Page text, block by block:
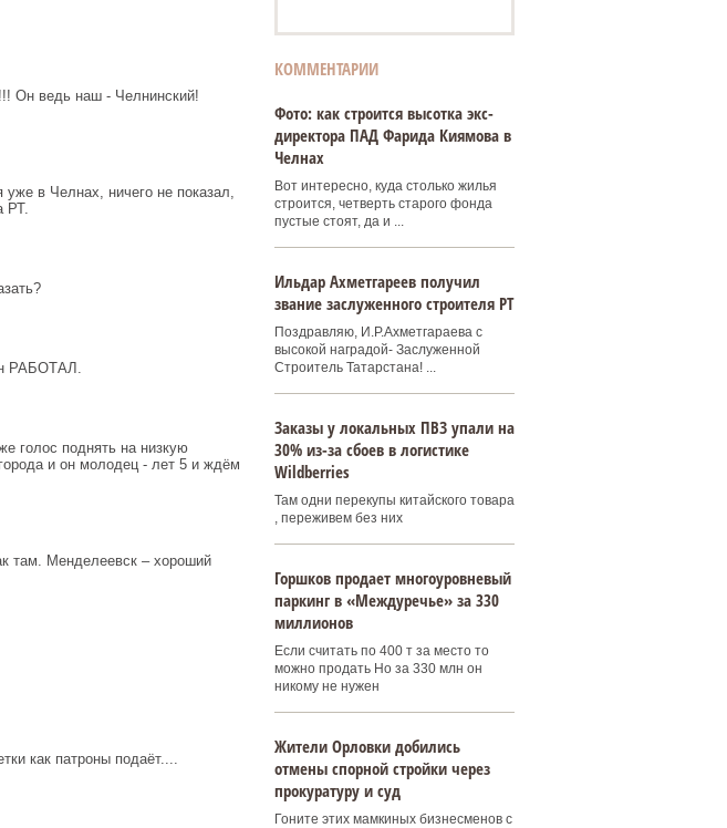
Он ведь наш - Челнинский!
в Челнах, ничего не показал,
РТ.
РАБОТАЛ.
голос поднять на низкую
и он молодец - лет 5 и ждём
там. Менделеевск – хороший
как патроны подаёт....
КОММЕНТАРИИ
Фото: как строится высотка экс-
директора ПАД Фарида Киямова в
Челнах
Вот интересно, куда столько жилья
строится, четверть старого фонда
пустые стоят, да и ...
Ильдар Ахметгареев получил
звание заслуженного строителя РТ
Поздравляю, И.Р.Ахметгараева с
высокой наградой- Заслуженной
Строитель Татарстана! ...
Заказы у локальных ПВЗ упали на
30% из-за сбоев в логистике
Wildberries
Там одни перекупы китайского товара
, переживем без них
Горшков продает многоуровневый
паркинг в «Междуречье» за 330
миллионов
Если считать по 400 т за место то
можно продать Но за 330 млн он
никому не нужен
Жители Орловки добились
отмены спорной стройки через
прокуратуру и суд
Гоните этих мамкиных бизнесменов с